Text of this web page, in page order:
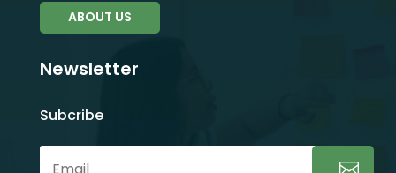
ABOUT US
Newsletter
Subcribe